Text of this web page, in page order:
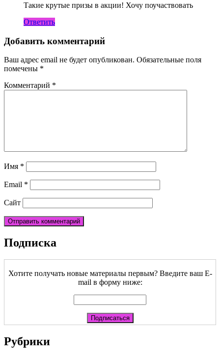
Такие крутые призы в акции! Хочу поучаствовать
Ответить
Добавить комментарий
Ваш адрес email не будет опубликован. Обязательные поля
помечены *
Комментарий *
Имя *
Email *
Сайт
Подписка
Хотите получать новые материалы первым? Введите ваш E-
mail в форму ниже:
Рубрики